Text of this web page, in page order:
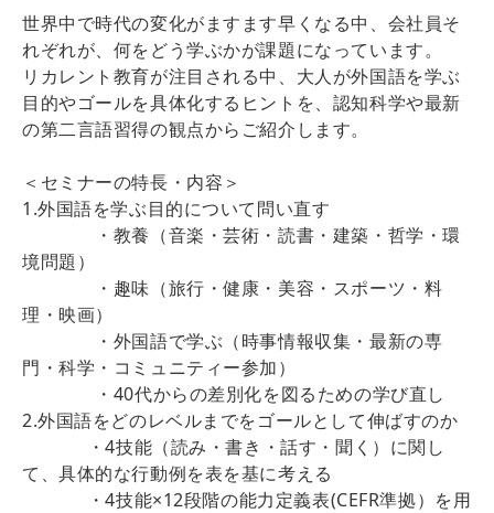
世界中で時代の変化がますます早くなる中、会社員そ
れぞれが、何をどう学ぶかが課題になっています。
リカレント教育が注目される中、大人が外国語を学ぶ
目的やゴールを具体化するヒントを、認知科学や最新
の第二言語習得の観点からご紹介します。
＜セミナーの特長・内容＞
1.外国語を学ぶ目的について問い直す
・教養（音楽・芸術・読書・建築・哲学・環
境問題）
・趣味（旅行・健康・美容・スポーツ・料
理・映画）
・外国語で学ぶ（時事情報収集・最新の専
門・科学・コミュニティー参加）
・40代からの差別化を図るための学び直し
2.外国語をどのレベルまでをゴールとして伸ばすのか
・4技能（読み・書き・話す・聞く）に関し
て、具体的な行動例を表を基に考える
・4技能×12段階の能力定義表(CEFR準拠）を用